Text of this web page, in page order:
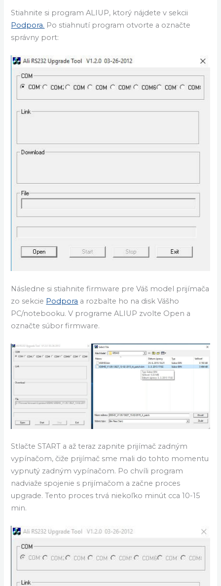
Stiahnite si program ALIUP, ktorý nájdete v sekcii
Podpora. Po stiahnutí program otvorte a označte
správny port:
Následne si stiahnite firmware pre Váš model prijímača
zo sekcie Podpora a rozbalte ho na disk Vášho
PC/notebooku. V programe ALIUP zvolte Open a
označte súbor firmware.
Stlačte START a až teraz zapnite prijímač zadným
vypínačom, čiže prijímač sme mali do tohto momentu
vypnutý zadným vypínačom. Po chvíli program
nadviaže spojenie s prijímačom a začne proces
upgrade. Tento proces trvá niekoľko minút cca 10-15
min.